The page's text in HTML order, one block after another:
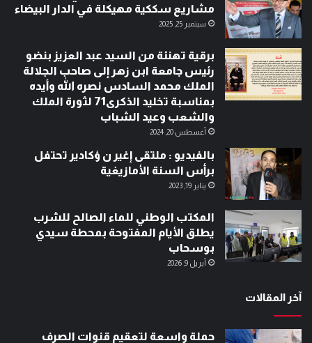
مشاريع سككية مهيكلة في الدار البيضاء
سبتمبر 25, 2025
برقية تهنئة من السيد عبد العزيز بنضو
رئيس جامعة ابن زهر إلى صاحب الجلالة
الملك محمد السادس نصره الله وأيده
بمناسبة تخليد الذكرى71 لثورة الملك
والشعب وعيد الشباب
أغسطس 20, 2024
بالفيديو : ملتقى إغير ن ؤكادير تحتفل
برأس السنة الأمازيغية
يناير 19, 2023
المكتب الوطني للماء الصالح للشرب
يطلق الأيام المفتوحة بمحطة سيدي
بوسحاب
أبريل 9, 2026
آخر المقالات
حملة واسعة لتعقيم قنوات الصرف